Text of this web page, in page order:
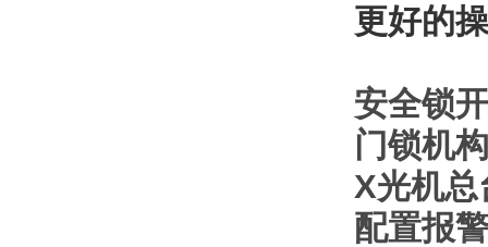
更好的
安全锁
门锁机
X光机总
配置报